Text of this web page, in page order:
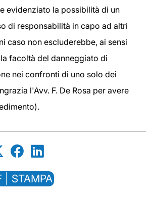
evidenziato la possibilità di un
di responsabilità in capo ad altri
caso non escluderebbe, ai sensi
facoltà del danneggiato di
nei confronti di uno solo dei
l'Avv. F. De Rosa per avere
| STAMPA